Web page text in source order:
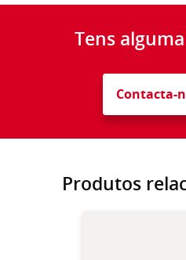
Tens
Contacta-
Produtos